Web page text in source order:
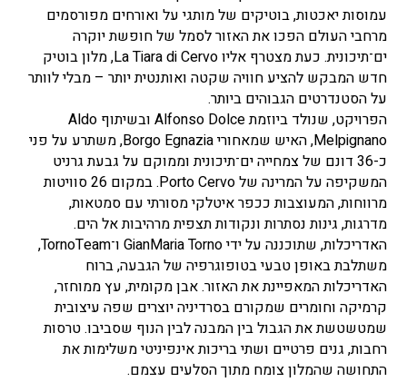
עמוסות יאכטות, בוטיקים של מותגי על ואורחים מפורסמים
מרחבי העולם הפכו את האזור לסמל של חופשת יוקרה
ים־תיכונית. כעת מצטרף אליו La Tiara di Cervo, מלון בוטיק
חדש המבקש להציע חוויה שקטה ואותנטית יותר – מבלי לוותר
על הסטנדרטים הגבוהים ביותר.
הפרויקט, שנולד ביוזמת Alfonso Dolce ובשיתוף Aldo
Melpignano, האיש שמאחורי Borgo Egnazia, משתרע על פני
כ-36 דונם של צמחייה ים־תיכונית וממוקם על גבעת גרניט
המשקיפה על המרינה של Porto Cervo. במקום 26 סוויטות
מרווחות, המעוצבות ככפר איטלקי מסורתי עם סמטאות,
מדרגות, גינות נסתרות ונקודות תצפית מרהיבות אל הים.
האדריכלות, שתוכננה על ידי GianMaria Torno ו־TornoTeam,
משתלבת באופן טבעי בטופוגרפיה של הגבעה, ברוח
האדריכלות המאפיינת את האזור. אבן מקומית, עץ ממוחזר,
קרמיקה וחומרים שמקורם בסרדיניה יוצרים שפה עיצובית
שמטשטשת את הגבול בין המבנה לבין הנוף שסביבו. טרסות
רחבות, גנים פרטיים ושתי בריכות אינפיניטי משלימות את
התחושה שהמלון צומח מתוך הסלעים עצמם.